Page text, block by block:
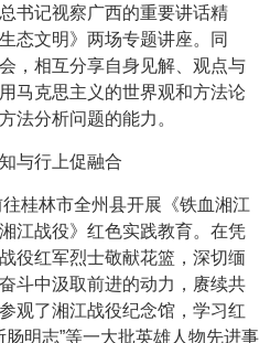
书记视察广西的重要讲话精
态文明》两场专题讲座。同
，相互分享自身见解、观点与
马克思主义的世界观和方法论
法分析问题的能力。
与行上促融合
桂林市全州县开展《铁血湘江
江战役》红色实践教育。在凭
役红军烈士敬献花篮，深切缅
斗中汲取前进的动力，赓续共
观了湘江战役纪念馆，学习红
明志”等一大批英雄人物先进事